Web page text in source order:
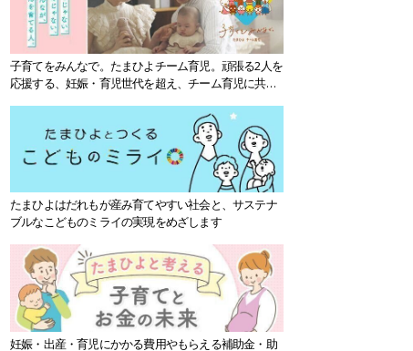
子育てをみんなで。たまひよチーム育児。頑張る2人を
応援する、妊娠・育児世代を超え、チーム育児に共感
たまひよはだれもが産み育てやすい社会と、サステナ
ブルなこどものミライの実現をめざします
妊娠・出産・育児にかかる費用やもらえる補助金・助